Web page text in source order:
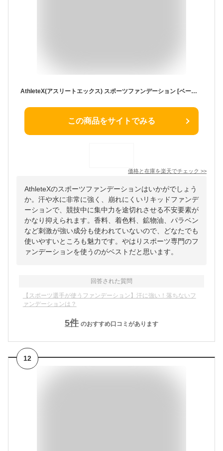
AthleteX(アスリートエックス) スポーツファンデーション [ベージュ] 30g【ネコポス便:250円】 無香料 無着色 無鉱物油 パラベンフリー / アスリートX
この商品をサイトでみる
価格と在庫を楽天でチェック >>
AthleteXのスポーツファンデーションはいかがでしょう
か。汗や水に非常に強く、崩れにくいリキッドファンデ
ーションで、競技中に集中力を途切れさせる不安要素が
かなり抑えられます。香料、着色料、鉱物油、パラベン
など刺激が強い成分も使われていないので、どなたでも
使いやすいところも魅力です。やはりスポーツ専門のフ
ァンデーションを使うのがベストだと思います。
回答された質問
【スポーツ選手が使うファンデーション】汗に強い！落ちないフ
ァンデーションは？
5件 のおすすめ口コミがあります
12